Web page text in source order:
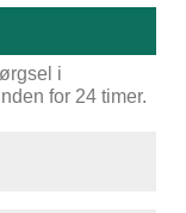
i
for 24 timer.